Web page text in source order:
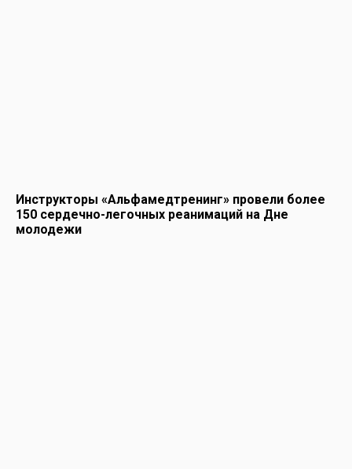
Инструкторы «Альфамедтренинг» провели более
150 сердечно-легочных реанимаций на Дне
молодежи